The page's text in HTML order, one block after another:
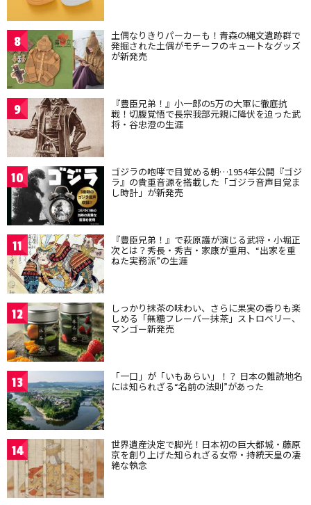
8 土偶なりきりパーカーも！青森の縄文遺跡群で
発掘された土偶がモチーフのキュートなグッズ
が新発売
9 『豊臣兄弟！』小一郎の5万の大軍に徹底抗
戦！切腹覚悟で長宗我部元親に降伏を迫った武
将・谷忠澄の生涯
10 ゴジラの咆哮で目覚める朝…1954年公開『ゴジ
ラ』の貴重音源を搭載した「ゴジラ音声目覚ま
し時計」が新発売
11 『豊臣兄弟！』で萩原護が演じる武将・小堀正
次とは？秀長・秀吉・家康が重用、“出家を重
ねた実務派”の生涯
12 しっかり抹茶の味わい、さらに果実の香りも楽
しめる「無糖フレーバー抹茶」ストロベリー、
マンゴー新発売
13 「一口」が「いもあらい」！？ 日本の難読地名
には知られざる“名前の法則”があった
14 世界遺産決定で脚光！日本初の巨大都城・藤原
京を創り上げた知られざる女帝・持統天皇の凄
絶な執念